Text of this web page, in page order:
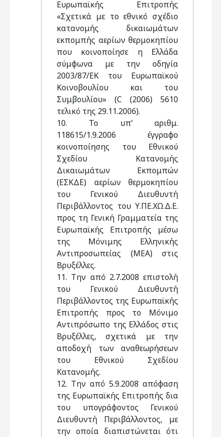
Ευρωπαϊκής Επιτροπής
«Σχετικά με το εθνικό σχέδιο
κατανομής δικαιωμάτων
εκπομπής αερίων θερμοκηπίου
που κοινοποίησε η Ελλάδα
σύμφωνα με την οδηγία
2003/87/ΕΚ του Ευρωπαϊκού
Κοινοβουλίου και του
Συμβουλίου» (C (2006) 5610
τελικό της 29.11.2006).
10. Το υπ’ αριθμ.
118615/1.9.2006 έγγραφο
κοινοποίησης του Εθνικού
Σχεδίου Κατανομής
Δικαιωμάτων Εκπομπών
(ΕΣΚΔΕ) αερίων θερμοκηπίου
του Γενικού Διευθυντή
Περιβάλλοντος του Υ.ΠΕ.ΧΩ.Δ.Ε.
προς τη Γενική Γραμματεία της
Ευρωπαϊκής Επιτροπής μέσω
της Μόνιμης Ελληνικής
Αντιπροσωπείας (ΜΕΑ) στις
Βρυξέλλες.
11. Την από 2.7.2008 επιστολή
του Γενικού Διευθυντή
Περιβάλλοντος της Ευρωπαϊκής
Επιτροπής προς το Μόνιμο
Αντιπρόσωπο της Ελλάδος στις
Βρυξέλλες, σχετικά με την
αποδοχή των αναθεωρήσεων
του Εθνικού Σχεδίου
Κατανομής.
12. Την από 5.9.2008 απόφαση
της Ευρωπαϊκής Επιτροπής δια
του υπογράφοντος Γενικού
Διευθυντή Περιβάλλοντος, με
την οποία διαπιστώνεται ότι